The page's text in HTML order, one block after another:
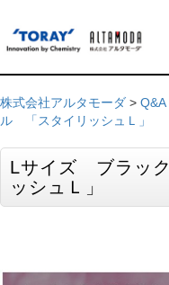
株式会社アルタモーダ > Q&A
ル 「スタイリッシュＬ」
Lサイズ ブラッ
ッシュＬ」